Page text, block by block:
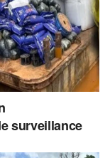
surveillance